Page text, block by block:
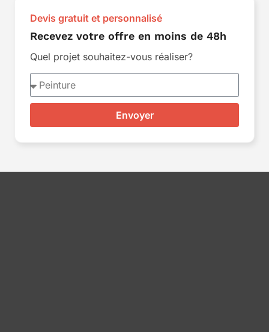
Devis gratuit et personnalisé
Recevez votre offre en moins de 48h
Quel projet souhaitez-vous réaliser?
Envoyer